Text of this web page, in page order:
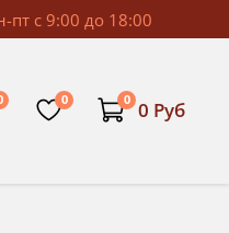
пт с 9:00 до 18:00
0 0 0 Руб